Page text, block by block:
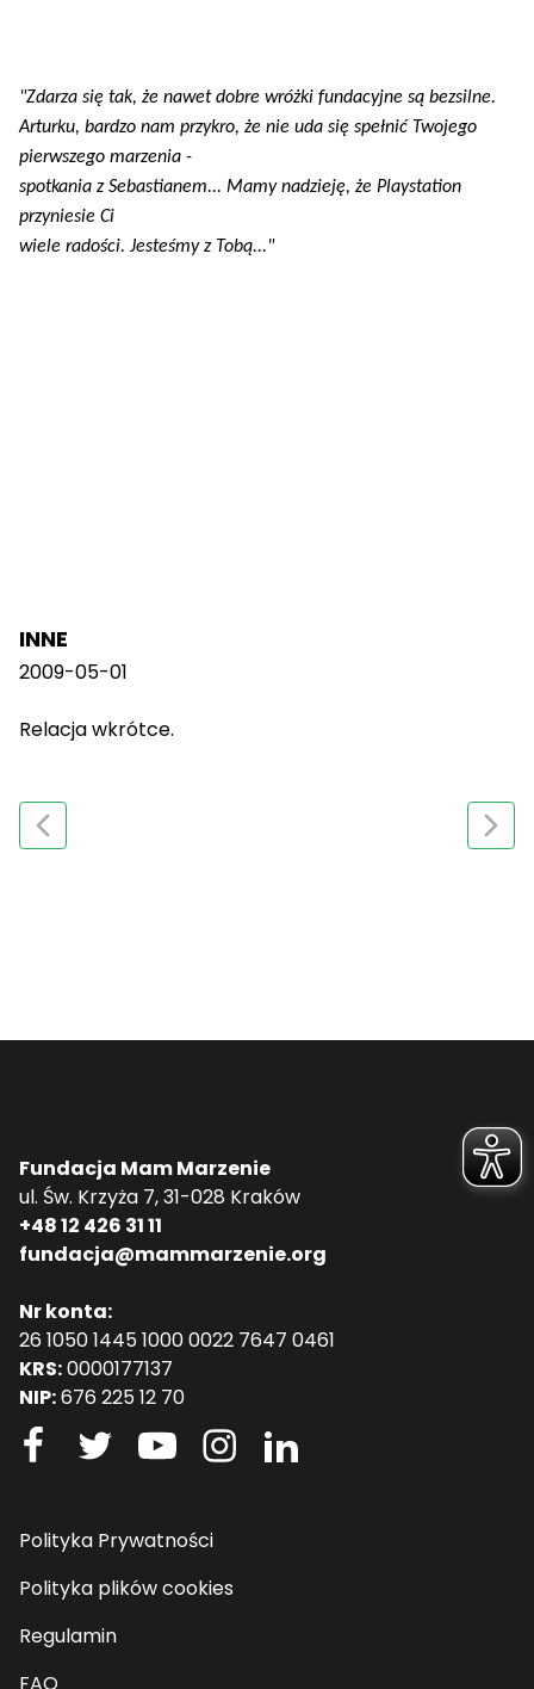
"Zdarza się tak, że nawet dobre wróżki fundacyjne są bezsilne.
Arturku, bardzo nam przykro, że nie uda się spełnić Twojego
pierwszego marzenia -
spotkania z Sebastianem... Mamy nadzieję, że Playstation
przyniesie Ci
wiele radości. Jesteśmy z Tobą..."
INNE
2009-05-01
Relacja wkrótce.
Fundacja Mam Marzenie
ul. Św. Krzyża 7, 31-028 Kraków
+48 12 426 31 11
fundacja@mammarzenie.org
Nr konta:
26 1050 1445 1000 0022 7647 0461
KRS:0000177137
NIP:676 225 12 70
Polityka Prywatności
Polityka plików cookies
Regulamin